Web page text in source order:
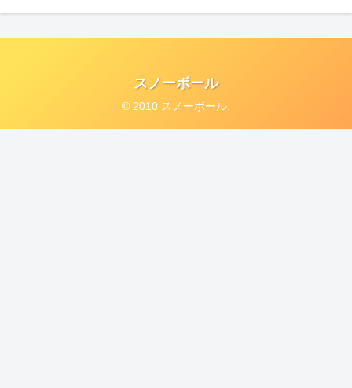
スノーボール
© 2010 スノーボール.